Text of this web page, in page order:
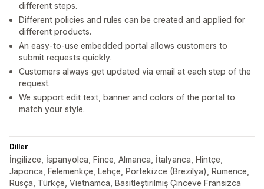
different steps.
Different policies and rules can be created and applied for
different products.
An easy-to-use embedded portal allows customers to
submit requests quickly.
Customers always get updated via email at each step of the
request.
We support edit text, banner and colors of the portal to
match your style.
Diller
İngilizce, İspanyolca, Fince, Almanca, İtalyanca, Hintçe,
Japonca, Felemenkçe, Lehçe, Portekizce (Brezilya), Rumence,
Rusça, Türkçe, Vietnamca, Basitleştirilmiş Çinceve Fransızca